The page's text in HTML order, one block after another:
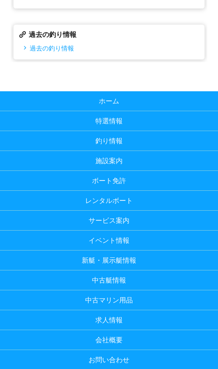
過去の釣り情報
過去の釣り情報
ホーム
特選情報
釣り情報
施設案内
ボート免許
レンタルボート
サービス案内
イベント情報
新艇・展示艇情報
中古艇情報
中古マリン用品
求人情報
会社概要
お問い合わせ